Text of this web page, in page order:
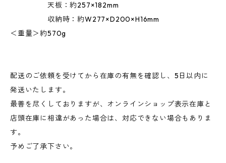
天板：約257×182mm
収納時：約W277×D200×H16mm
＜重量＞約570g
配送のご依頼を受けてから在庫の有無を確認し、5日以内に
発送いたします。
最善を尽くしておりますが、オンラインショップ表示在庫と
店頭在庫に相違があった場合は、対応できない場合もありま
す。
予めご了承下さい。